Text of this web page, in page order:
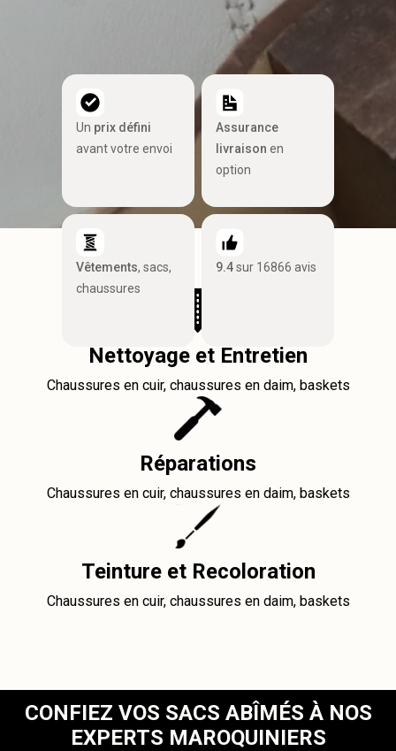
Un prix défini
avant votre envoi
Assurance
livraison en
option
Vêtements, sacs,
chaussures
9.4sur 16866 avis
Nettoyage et Entretien
Chaussures en cuir, chaussures en daim, baskets
Réparations
Chaussures en cuir, chaussures en daim, baskets
Teinture et Recoloration
Chaussures en cuir, chaussures en daim, baskets
CONFIEZ VOS SACS ABÎMÉS À NOS
EXPERTS MAROQUINIERS